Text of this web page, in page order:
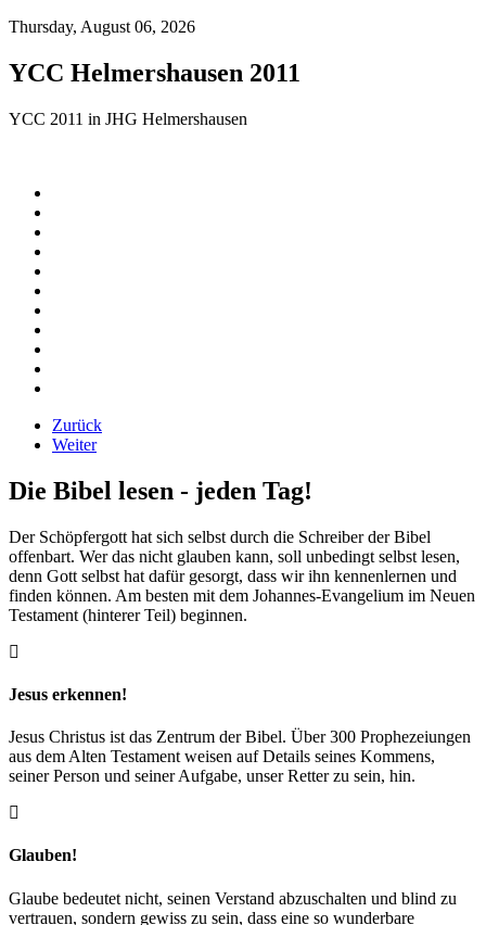
Thursday, August 06, 2026
YCC Helmershausen 2011
YCC 2011 in JHG Helmershausen
Zurück
Weiter
Die Bibel lesen - jeden Tag!
Der Schöpfergott hat sich selbst durch die Schreiber der Bibel
offenbart. Wer das nicht glauben kann, soll unbedingt selbst lesen,
denn Gott selbst hat dafür gesorgt, dass wir ihn kennenlernen und
finden können. Am besten mit dem Johannes-Evangelium im Neuen
Testament (hinterer Teil) beginnen.
Jesus erkennen!
Jesus Christus ist das Zentrum der Bibel. Über 300 Prophezeiungen
aus dem Alten Testament weisen auf Details seines Kommens,
seiner Person und seiner Aufgabe, unser Retter zu sein, hin.
Glauben!
Glaube bedeutet nicht, seinen Verstand abzuschalten und blind zu
vertrauen, sondern gewiss zu sein, dass eine so wunderbare